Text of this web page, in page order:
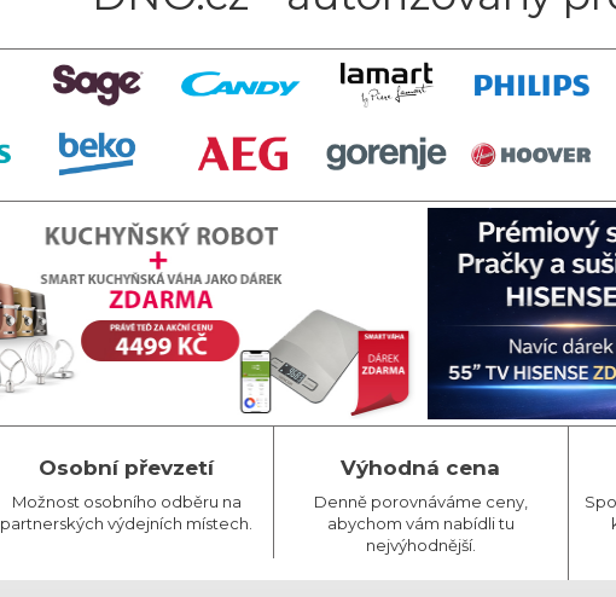
Osobní převzetí
Možnost osobního odběru na
partnerských výdejních místech.
Výhodná cena
Denně porovnáváme ceny,
abychom vám nabídli tu
nejvýhodnější.